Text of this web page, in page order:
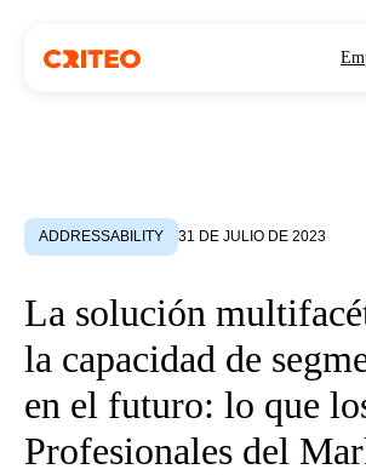
ADDRESSABILITY 31 DE JULIO DE 2023
La solución
la capacidad de
en el futuro: lo que
Profesionales del